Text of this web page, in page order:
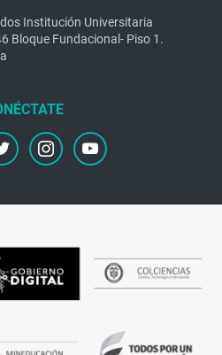
Institución Universitaria
Bloque Fundacional- Piso 1.